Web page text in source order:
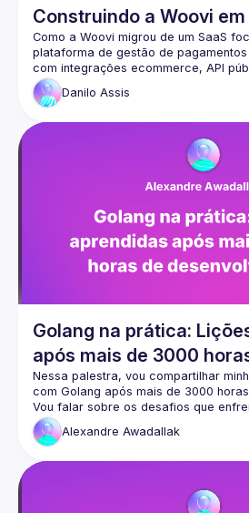
proporcionam um espaço para a
solução de problemas e
estimulando a interação e a
A NodeBR busca promover a
conhecimento e a educação em
contribuindo para o crescimento da
sobre elas, a NodeBR pode ser um
se envolver e se conectar com
https://nodebr.org/#/home
https://linktr.ee/nodebr
Construindo a Woovi
Como a Woovi migrou de um SaaS
plataforma de gestão de pagamentos
com integrações ecommerce, API
Danilo Assis
Golang na prática:
após mais de 3000
desenvolvimento
Nessa palestra, vou compartilhar
com Golang após mais de 3000
Vou falar sobre os desafios que
encontrei e as lições valiosas que
Alexandre Awadallak